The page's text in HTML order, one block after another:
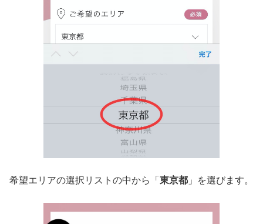
希望エリアの選択リストの中から「東京都 」を選びます。